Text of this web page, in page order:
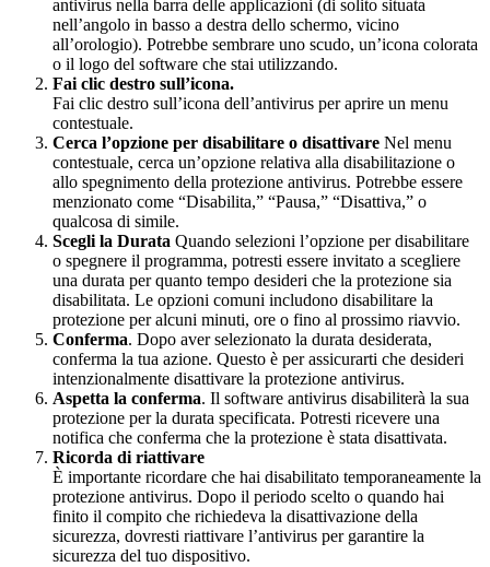
antivirus nella barra delle applicazioni (di solito situata
nell’angolo in basso a destra dello schermo, vicino
all’orologio). Potrebbe sembrare uno scudo, un’icona colorata
o il logo del software che stai utilizzando.
Fai clic destro sull’icona.
Fai clic destro sull’icona dell’antivirus per aprire un menu
contestuale.
Cerca l’opzione per disabilitare o disattivare Nel menu
contestuale, cerca un’opzione relativa alla disabilitazione o
allo spegnimento della protezione antivirus. Potrebbe essere
menzionato come “Disabilita,” “Pausa,” “Disattiva,” o
qualcosa di simile.
Scegli la Durata Quando selezioni l’opzione per disabilitare
o spegnere il programma, potresti essere invitato a scegliere
una durata per quanto tempo desideri che la protezione sia
disabilitata. Le opzioni comuni includono disabilitare la
protezione per alcuni minuti, ore o fino al prossimo riavvio.
Conferma. Dopo aver selezionato la durata desiderata,
conferma la tua azione. Questo è per assicurarti che desideri
intenzionalmente disattivare la protezione antivirus.
Aspetta la conferma. Il software antivirus disabiliterà la sua
protezione per la durata specificata. Potresti ricevere una
notifica che conferma che la protezione è stata disattivata.
Ricorda di riattivare
È importante ricordare che hai disabilitato temporaneamente la
protezione antivirus. Dopo il periodo scelto o quando hai
finito il compito che richiedeva la disattivazione della
sicurezza, dovresti riattivare l’antivirus per garantire la
sicurezza del tuo dispositivo.